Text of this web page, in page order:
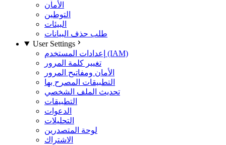
الأمان
التوطين
البيئات
طلب حذف البيانات
User Settings
إعدادات المستخدم (IAM)
تغيير كلمة المرور
الأمان ومفاتيح المرور
التطبيقات المصرح بها
تحديث الملف الشخصي
التطبيقات
الدعوات
التحليلات
لوحة المتصدرين
الاشتراك